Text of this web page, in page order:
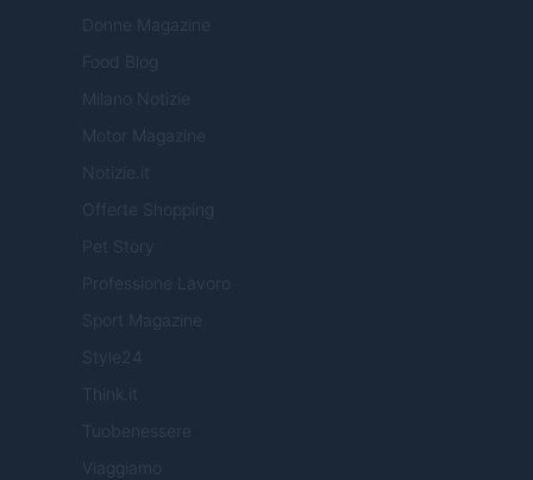
Donne Magazine
Food Blog
Milano Notizie
Motor Magazine
Notizie.it
Offerte Shopping
Pet Story
Professione Lavoro
Sport Magazine
Style24
Think.it
Tuobenessere
Viaggiamo